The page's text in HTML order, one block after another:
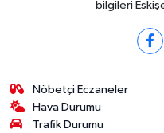
bilgileri
Nöbetçi Eczaneler
Hava Durumu
Trafik Durumu